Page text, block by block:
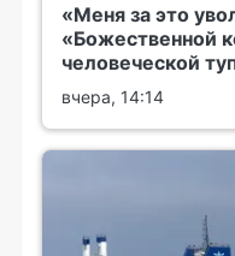
«Меня за это
«Божественной
человеческой
вчера, 14:14